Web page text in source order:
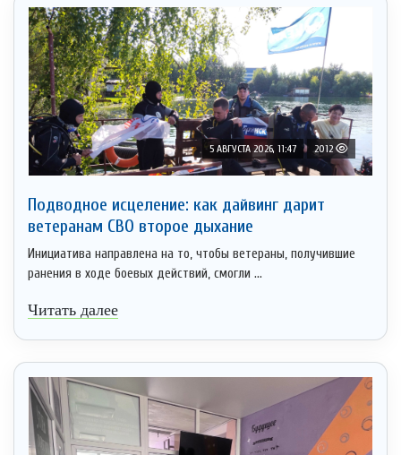
5 АВГУСТА 2026, 11:47 2012
Подводное исцеление: как дайвинг дарит
ветеранам СВО второе дыхание
Инициатива направлена на то, чтобы ветераны, получившие
ранения в ходе боевых действий, смогли ...
Читать далее